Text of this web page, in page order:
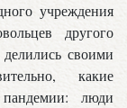
учреждения
другого
своими
какие
люди